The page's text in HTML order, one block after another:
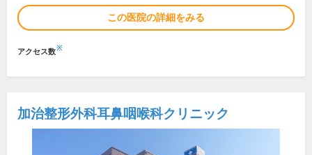
この医院の詳細をみる
アクセス数※
加治整形外科耳鼻咽喉科クリニック